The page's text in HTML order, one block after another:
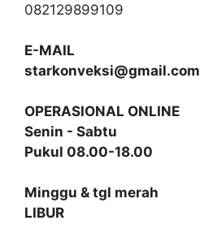
082129899109
E-MAIL
starkonveksi@gmail.com
OPERASIONAL ONLINE
Senin - Sabtu
Pukul 08.00-18.00
Minggu & tgl merah
LIBUR